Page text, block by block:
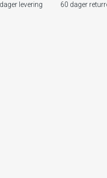
levering 60 dager